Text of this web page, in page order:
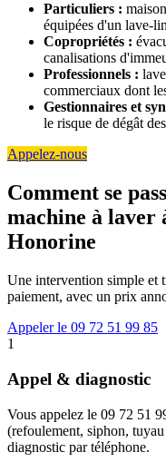
Particuliers :
équipées d'un lave-
Copropriétés :
canalisations
Professionnels :
commerciaux dont
Gestionnaires et
le risque de dégât
Appelez-nous
Comment se
machine à laver
Honorine
Une intervention simple et
paiement, avec un prix
Appeler le 09 72 51 99 85
1
Appel & diagnostic
Vous appelez le 09 72 51
(refoulement, siphon,
diagnostic par téléphone.